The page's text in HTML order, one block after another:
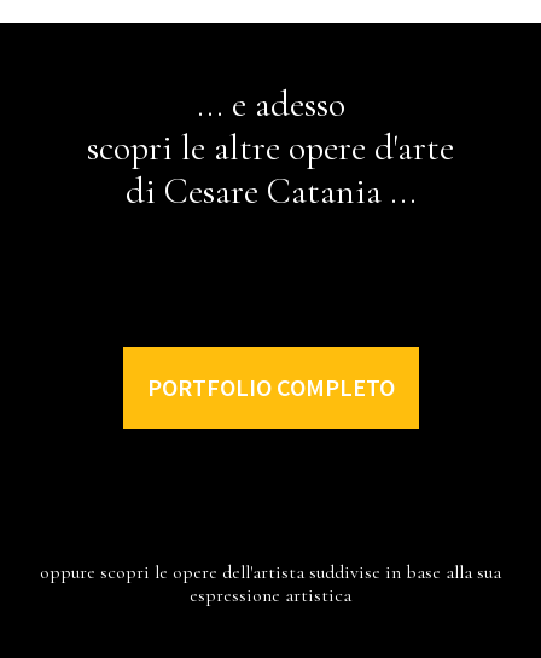
... e adesso
scopri le altre opere d'arte
di Cesare Catania ...
PORTFOLIO COMPLETO
oppure scopri le opere dell'artista suddivise in base alla sua
espressione artistica